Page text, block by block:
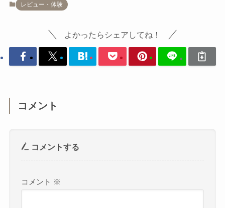
レビュー・体験
よかったらシェアしてね！
コメント
コメントする
コメント ※